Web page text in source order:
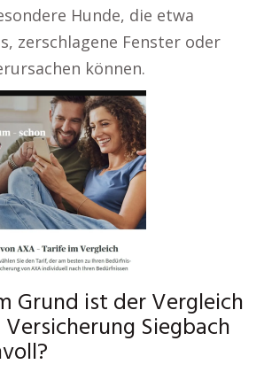
Hunde, die etwa
zerschlagene Fenster oder
können.
Grund ist der Vergleich
Siegbach